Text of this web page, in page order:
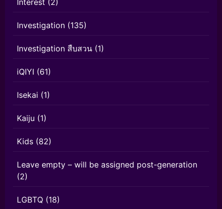
Investigation (135)
Investigation สืบสวน (1)
iQIYI (61)
Isekai (1)
Kaiju (1)
Kids (82)
Leave empty – will be assigned post-generation
(2)
LGBTQ (18)